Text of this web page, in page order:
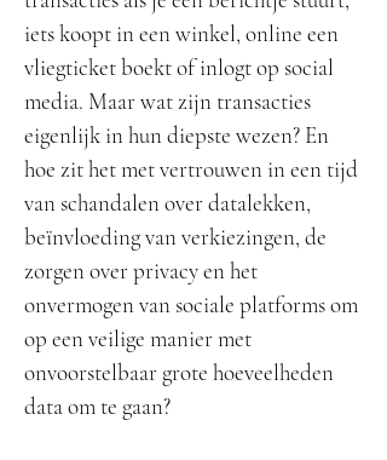
iets koopt in een winkel, online een
vliegticket boekt of inlogt op social
media. Maar wat zijn transacties
eigenlijk in hun diepste wezen? En
hoe zit het met vertrouwen in een tijd
van schandalen over datalekken,
beïnvloeding van verkiezingen, de
zorgen over privacy en het
onvermogen van sociale platforms om
op een veilige manier met
onvoorstelbaar grote hoeveelheden
data om te gaan?